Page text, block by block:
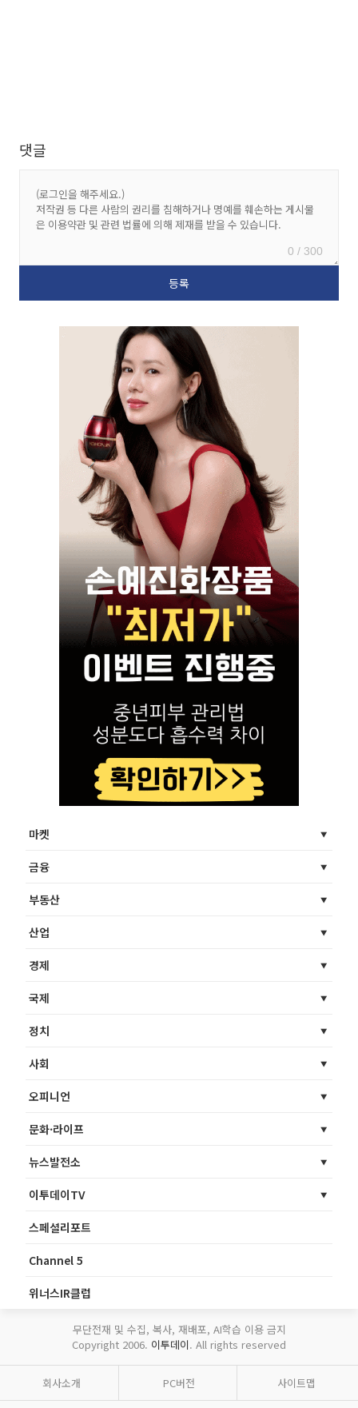
댓글
0 / 300
마켓
금융
부동산
산업
경제
국제
정치
사회
오피니언
문화·라이프
뉴스발전소
이투데이TV
스페셜리포트
Channel 5
위너스IR클럽
무단전재 및 수집, 복사, 재배포, AI학습 이용 금지
Copyright 2006. 이투데이. All rights reserved
회사소개 PC버전 사이트맵